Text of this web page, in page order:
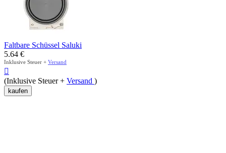
Faltbare Schüssel Saluki
5.64 €
Inklusive Steuer + Versand

(Inklusive Steuer + Versand )
kaufen